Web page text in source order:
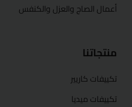
أعمال الصاج والعزل والكنفس
منتجاتنا
تكييفات كاريير
تكييفات ميديا